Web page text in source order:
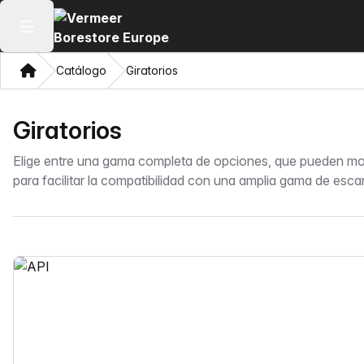
Abrir menú principal
HogarCatálogo Giratorios
Giratorios
Elige entre una gama completa de opciones, que pueden
para facilitar la compatibilidad con una amplia gama de